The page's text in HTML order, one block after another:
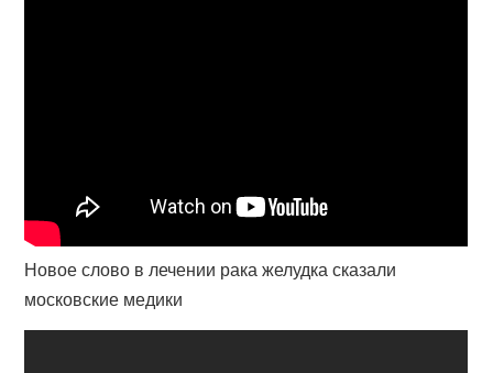
Новое слово в лечении рака желудка сказали
московские медики